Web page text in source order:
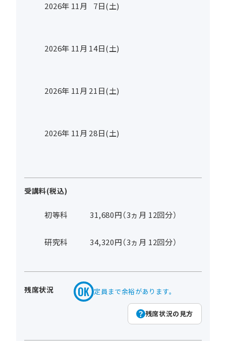
2026年 11月 7日(土)
2026年 11月 14日(土)
2026年 11月 21日(土)
2026年 11月 28日(土)
受講料(税込)
初等科 31,680円（3ヵ月 12回分）
研究科 34,320円（3ヵ月 12回分）
残席状況 定員まで余裕があります。
残席状況の見方